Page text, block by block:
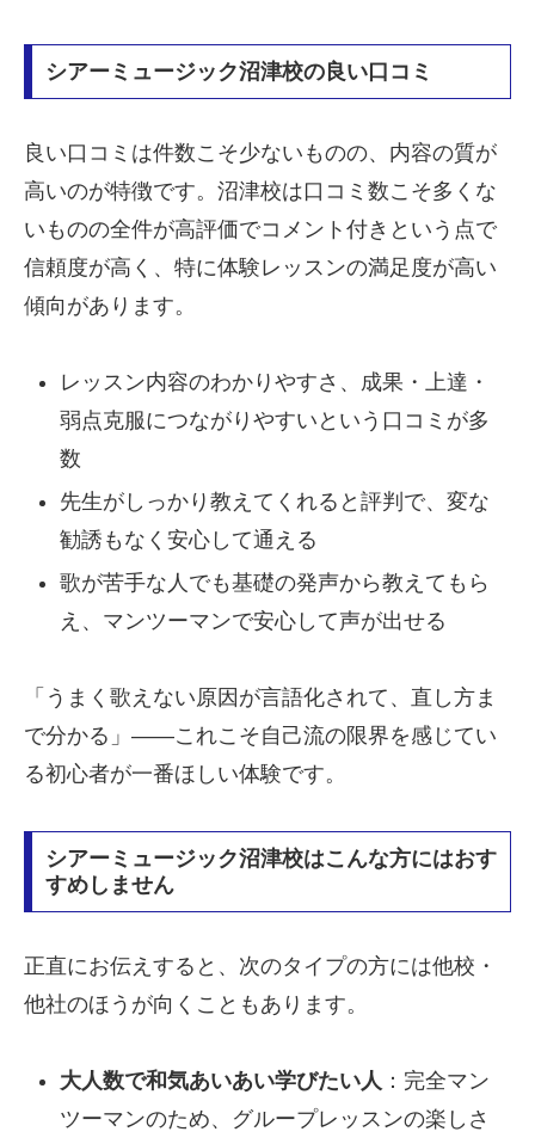
シアーミュージック沼津校の良い口コミ
良い口コミは件数こそ少ないものの、内容の質が
高いのが特徴です。沼津校は口コミ数こそ多くな
いものの全件が高評価でコメント付きという点で
信頼度が高く、特に体験レッスンの満足度が高い
傾向があります。
レッスン内容のわかりやすさ、成果・上達・
弱点克服につながりやすいという口コミが多
数
先生がしっかり教えてくれると評判で、変な
勧誘もなく安心して通える
歌が苦手な人でも基礎の発声から教えてもら
え、マンツーマンで安心して声が出せる
「うまく歌えない原因が言語化されて、直し方ま
で分かる」——これこそ自己流の限界を感じてい
る初心者が一番ほしい体験です。
シアーミュージック沼津校はこんな方にはおす
すめしません
正直にお伝えすると、次のタイプの方には他校・
他社のほうが向くこともあります。
大人数で和気あいあい学びたい人 ：完全マン
ツーマンのため、グループレッスンの楽しさ